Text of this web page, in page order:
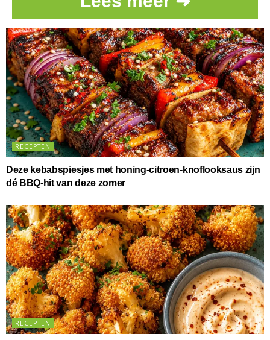
RECEPTEN
Deze kebabspiesjes met honing-citroen-knoflooksaus zijn
dé BBQ-hit van deze zomer
RECEPTEN